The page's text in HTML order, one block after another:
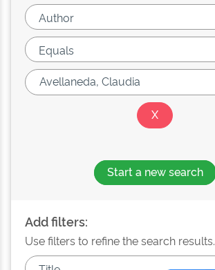
Start a new search
Add filters:
Use filters to refine the search results.